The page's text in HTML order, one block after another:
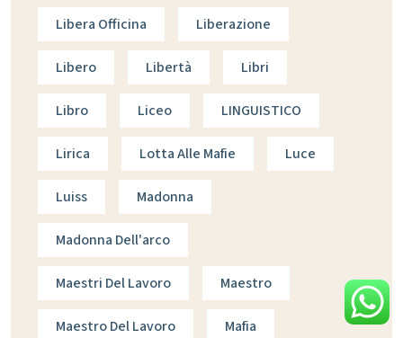
Libera Officina Liberazione
Libero Libertà Libri
Libro Liceo LINGUISTICO
Lirica Lotta Alle Mafie Luce
Luiss Madonna
Madonna Dell'arco
Maestri Del Lavoro Maestro
Maestro Del Lavoro Mafia